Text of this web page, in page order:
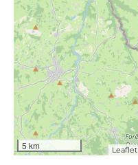
5 km Leaflet